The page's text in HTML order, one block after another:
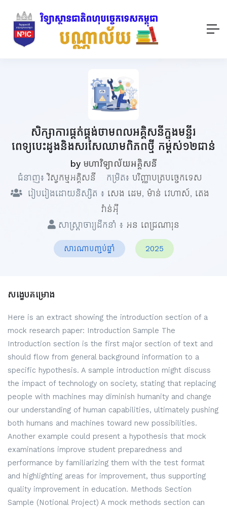
សិក្សាការផ្គត់ផ្គង់ថាមពលអគ្គិសនីក្នុងមន្ទីរ
ពេទ្យបេះដូងនិងសរសៃឈាម​​​ពិភពថ្មី​​ កម្ពស់១២ជាន់
by មហាវិទ្យាល័យអគ្គិសនី
ជំនាញ៖វិស្វកម្មអគ្គិសនី កម្រិត៖ បរិញ្ញាបត្របច្ចេកទេស
រៀបរៀងដោយនិស្សិត ៖ សេង ដេម, ម៉ាន់ វេហាស៍, តេង
វ៉ាន់អ៊ី
សាស្ត្រាចារ្យដឹកនាំ ៖ អន ពេជ្រណារុន
សារណាបញ្ចប់ឆ្នាំ 2025
សង្ខេបគម្រោង
Here is an extract showing the introduction section of a
mock research paper: Introduction Sample The
Introduction section is the first major section of text and
should flow from general background information to a
specific hypothesis. A sample introduction might discuss
the impact of technology on society, stating that replacing
people with machines may diminish humanity and change
our understanding of human capabilities, ultimately pushing
both humans and machines toward new possibilities.
Another example could present a hypothesis that mock
examinations improve student preparedness and
performance by familiarizing them with the test format
and highlighting areas for improvement, thus supporting
quality improvement in education. Methods Section
Sample (Notional Project) A mock methods section can